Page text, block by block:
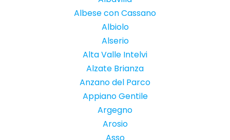
Albese con Cassano
Albiolo
Alserio
Alta Valle Intelvi
Alzate Brianza
Anzano del Parco
Appiano Gentile
Argegno
Arosio